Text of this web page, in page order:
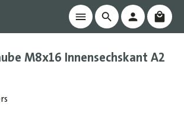
M8x16 Innensechskant A2